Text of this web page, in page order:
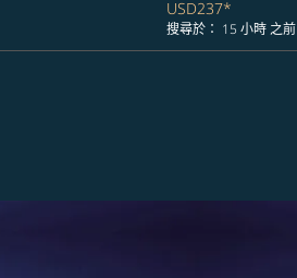
USD237*
搜尋於： 15 小時 之前